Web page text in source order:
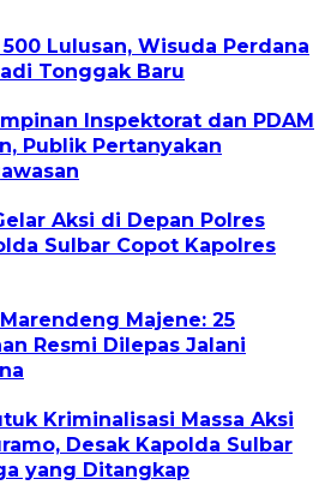
Lulusan, Wisuda Perdana
Tonggak Baru
Inspektorat dan PDAM
Publik Pertanyakan
Aksi di Depan Polres
Sulbar Copot Kapolres
Majene: 25
Resmi Dilepas Jalani
Kriminalisasi Massa Aksi
Desak Kapolda Sulbar
yang Ditangkap